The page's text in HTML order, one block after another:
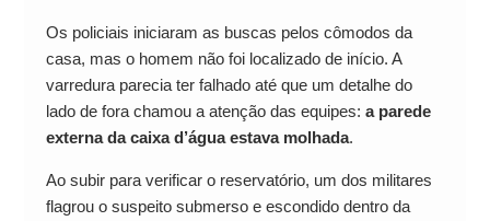
Os policiais iniciaram as buscas pelos cômodos da
casa, mas o homem não foi localizado de início. A
varredura parecia ter falhado até que um detalhe do
lado de fora chamou a atenção das equipes: a parede
externa da caixa d’água estava molhada.
Ao subir para verificar o reservatório, um dos militares
flagrou o suspeito submerso e escondido dentro da